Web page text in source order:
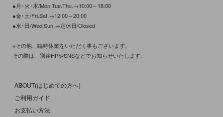
●月･火･木/Mon.Tue.Thu.→10:00～18:00
●金･土/Fri.Sat.→12:00～20:00
●水･日/Wed.Sun.→定休日/Closed
※その他、臨時休業をいただく事もございます。
その際は、別途HPやSNSなどでお知らせいたします。
ABOUT(はじめての方へ)
ご利用ガイド
お支払い方法